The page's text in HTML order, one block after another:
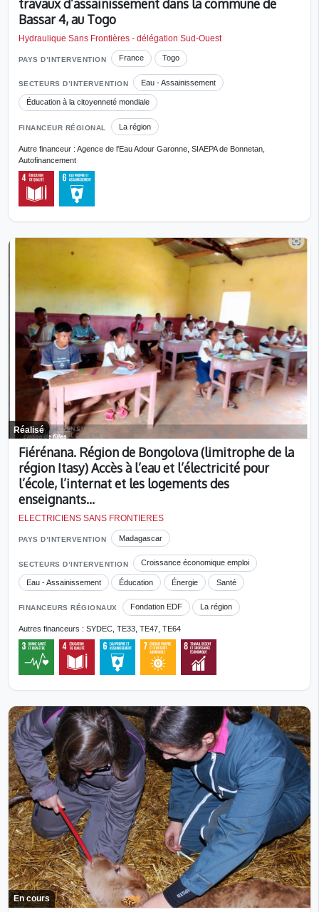
travaux d’assainissement dans la commune de
Bassar 4, au Togo
Hydraulique Sans Frontières - délégation Sud-Ouest
PAYS D’INTERVENTION France Togo
SECTEURS D’INTERVENTION Eau - Assainissement
Éducation à la citoyenneté mondiale
FINANCEUR RÉGIONAL La région
Autre financeur : Agence de l'Eau Adour Garonne, SIAEPA de Bonnetan,
Autofinancement
Réalisé
Fiérénana. Région de Bongolova (limitrophe de la
région Itasy) Accès à l’eau et l’électricité pour
l’école, l’internat et les logements des
enseignants…
ELECTRICIENS SANS FRONTIERES
PAYS D’INTERVENTION Madagascar
SECTEURS D’INTERVENTION Croissance économique emploi
Eau - Assainissement Éducation Énergie Santé
FINANCEURS RÉGIONAUX Fondation EDF La région
Autres financeurs : SYDEC, TE33, TE47, TE64
En cours